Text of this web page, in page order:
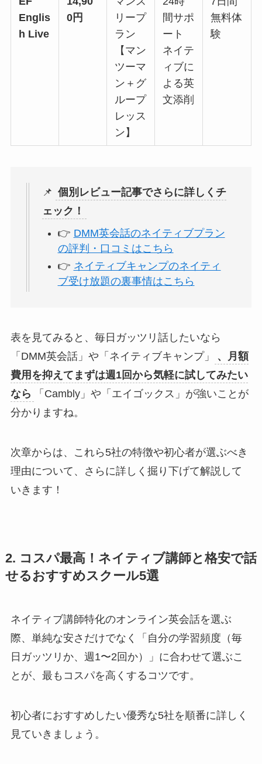
Englis
h Live
0円
リープ
ラン
【マン
ツーマ
ン＋グ
ループ
レッス
ン】
間サポ
ート
ネイテ
ィブに
よる英
文添削
無料体
験
📌 個別レビュー記事でさらに詳しくチ
ェック！
👉 DMM英会話のネイティブプラン
の評判・口コミはこちら
👉 ネイティブキャンプのネイティ
ブ受け放題の裏事情はこちら
表を見てみると、毎日ガッツリ話したいなら
「DMM英会話」や「ネイティブキャンプ」
、月額
費用を抑えてまずは週1回から気軽に試してみたい
なら
「Cambly」や「エイゴックス」が強いことが
分かりますね。
次章からは、これら5社の特徴や初心者が選ぶべき
理由について、さらに詳しく掘り下げて解説して
いきます！
2. コスパ最高！ネイティブ講師と格安で話
せるおすすめスクール5選
ネイティブ講師特化のオンライン英会話を選ぶ
際、単純な安さだけでなく「自分の学習頻度（毎
日ガッツリか、週1〜2回か）」に合わせて選ぶこ
とが、最もコスパを高くするコツです。
初心者におすすめしたい優秀な5社を順番に詳しく
見ていきましょう。